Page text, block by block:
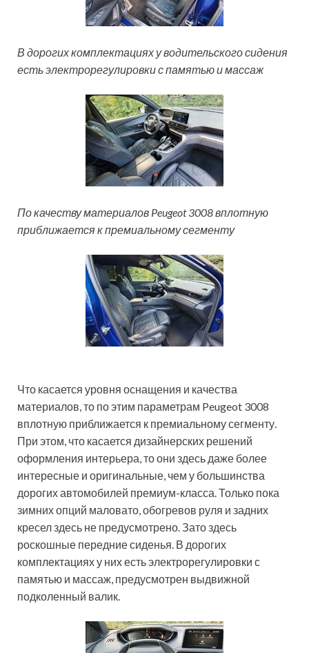
В дорогих комплектациях у водительского сидения
есть электрорегулировки с памятью и массаж
По качеству материалов Peugeot 3008 вплотную
приближается к премиальному сегменту
Что касается уровня оснащения и качества
материалов, то по этим параметрам Peugeot 3008
вплотную приближается к премиальному сегменту.
При этом, что касается дизайнерских решений
оформления интерьера, то они здесь даже более
интересные и оригинальные, чем у большинства
дорогих автомобилей премиум-класса. Только пока
зимних опций маловато, обогревов руля и задних
кресел здесь не предусмотрено. Зато здесь
роскошные передние сиденья. В дорогих
комплектациях у них есть электрорегулировки с
памятью и массаж, предусмотрен выдвижной
подколенный валик.